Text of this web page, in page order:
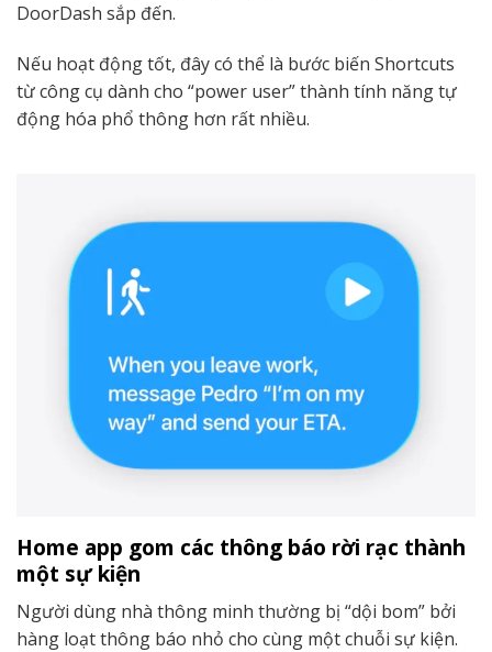
DoorDash sắp đến.
Nếu hoạt động tốt, đây có thể là bước biến Shortcuts
từ công cụ dành cho “power user” thành tính năng tự
động hóa phổ thông hơn rất nhiều.
Home app gom các thông báo rời rạc thành
một sự kiện
Người dùng nhà thông minh thường bị “dội bom” bởi
hàng loạt thông báo nhỏ cho cùng một chuỗi sự kiện.